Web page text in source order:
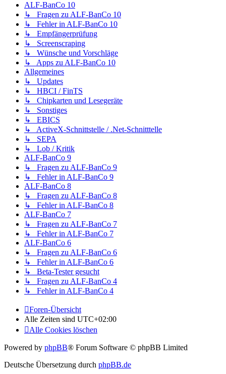
ALF-BanCo 10
↳ Fragen zu ALF-BanCo 10
↳ Fehler in ALF-BanCo 10
↳ Empfängerprüfung
↳ Screenscraping
↳ Wünsche und Vorschläge
↳ Apps zu ALF-BanCo 10
Allgemeines
↳ Updates
↳ HBCI / FinTS
↳ Chipkarten und Lesegeräte
↳ Sonstiges
↳ EBICS
↳ ActiveX-Schnittstelle / .Net-Schnitttelle
↳ SEPA
↳ Lob / Kritik
ALF-BanCo 9
↳ Fragen zu ALF-BanCo 9
↳ Fehler in ALF-BanCo 9
ALF-BanCo 8
↳ Fragen zu ALF-BanCo 8
↳ Fehler in ALF-BanCo 8
ALF-BanCo 7
↳ Fragen zu ALF-BanCo 7
↳ Fehler in ALF-BanCo 7
ALF-BanCo 6
↳ Fragen zu ALF-BanCo 6
↳ Fehler in ALF-BanCo 6
↳ Beta-Tester gesucht
↳ Fragen zu ALF-BanCo 4
↳ Fehler in ALF-BanCo 4
Foren-Übersicht
Alle Zeiten sind UTC+02:00
Alle Cookies löschen
Powered by phpBB® Forum Software © phpBB Limited
Deutsche Übersetzung durch phpBB.de